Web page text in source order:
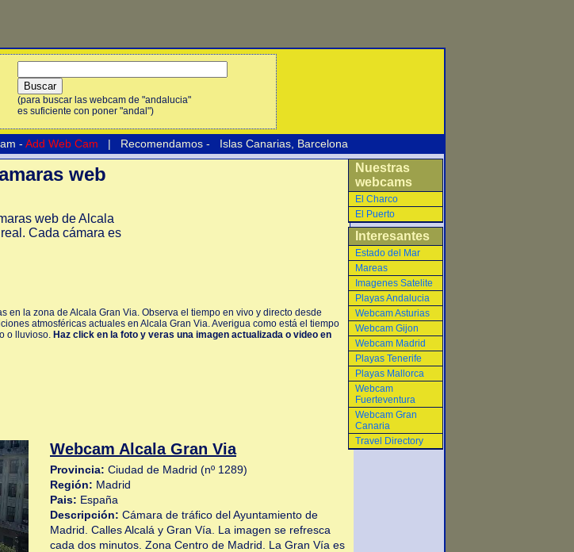
(para buscar las webcam de "andalucia"
es suficiente con poner "andal")
- Add Web Cam | Recomendamos - Islas Canarias Barcelona
web
web de Alcala
Cada cámara es
en la zona de Alcala Gran Via. Observa el tiempo en vivo y directo desde
atmosféricas actuales en Alcala Gran Via. Averigua como está el tiempo
o lluvioso. Haz click en la foto y veras una imagen actualizada o video en
Webcam Alcala Gran Via
Provincia: Ciudad de Madrid (nº 1289)
Región: Madrid
Pais: España
Descripción: Cámara de tráfico del Ayuntamiento de
Madrid. Calles Alcalá y Gran Vía. La imagen se refresca
cada dos minutos. Zona Centro de Madrid. La Gran Vía es
Nuestras
webcams
El Charco
El Puerto
Interesantes
Estado del Mar
Mareas
Imagenes Satelite
Playas Andalucia
Webcam Asturias
Webcam Gijon
Webcam Madrid
Playas Tenerife
Playas Mallorca
Webcam
Fuerteventura
Webcam Gran
Canaria
Travel Directory